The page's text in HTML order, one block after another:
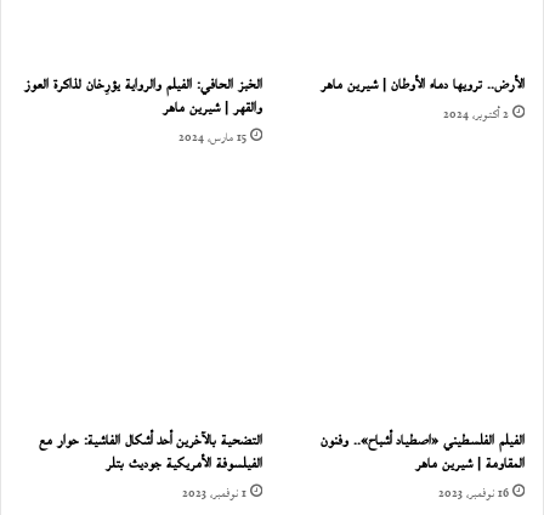
الأرض.. ترويها دماء الأوطان | شيرين ماهر
2 أكتوبر، 2024
الخبز الحافي: الفيلم والرواية يؤرِخان لذاكرة العوز
والقهر | شيرين ماهر
15 مارس، 2024
الفيلم الفلسطيني «اصطياد أشباح».. وفنون
المقاومة | شيرين ماهر
16 نوفمبر، 2023
التضحية بالآخرين أحد أشكال الفاشية: حوار مع
الفيلسوفة الأمريكية جوديث بتلر
1 نوفمبر، 2023